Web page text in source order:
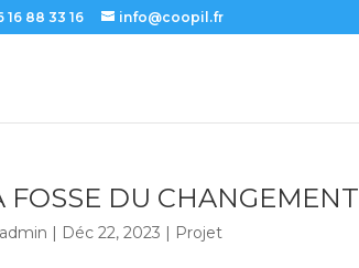
16 88 33 16 info@coopil.fr
FOSSE DU CHANGEMENT
admin | Déc 22, 2023 | Projet